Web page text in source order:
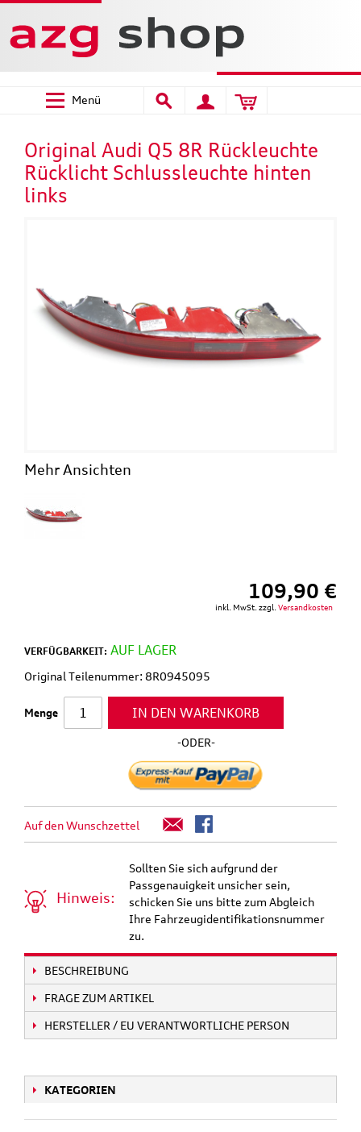
Menü
Original Audi Q5 8R Rückleuchte
Rücklicht Schlussleuchte hinten
links
Mehr Ansichten
109,90 €
inkl. MwSt. zzgl. Versandkosten
VERFÜGBARKEIT: AUF LAGER
Original Teilenummer: 8R0945095
Menge IN DEN WARENKORB
-ODER-
Auf den Wunschzettel
Hinweis:
Sollten Sie sich aufgrund der
Passgenauigkeit unsicher sein,
schicken Sie uns bitte zum Abgleich
Ihre Fahrzeugidentifikationsnummer
zu.
BESCHREIBUNG
FRAGE ZUM ARTIKEL
HERSTELLER / EU VERANTWORTLICHE PERSON
KATEGORIEN